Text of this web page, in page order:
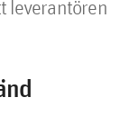
leverantören